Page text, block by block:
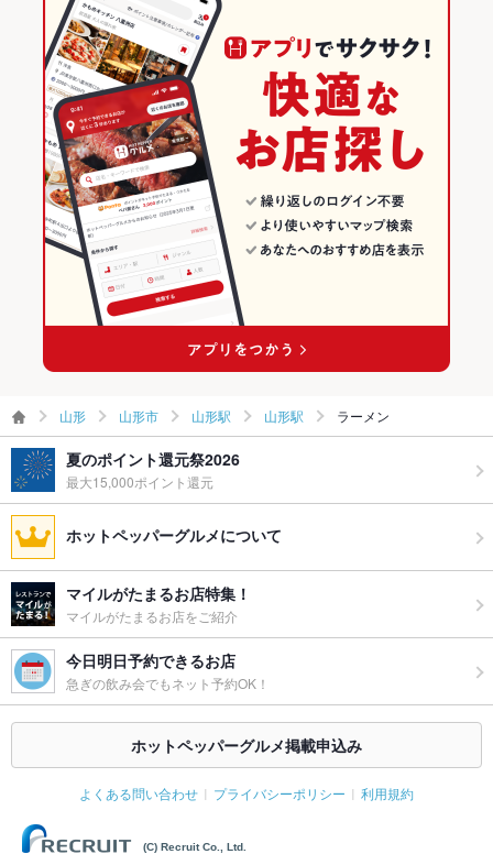
山形 山形市 山形駅 山形駅 ラーメン
夏のポイント還元祭2026
最大15,000ポイント還元
ホットペッパーグルメについて
マイルがたまるお店特集！
マイルがたまるお店をご紹介
今日明日予約できるお店
急ぎの飲み会でもネット予約OK！
ホットペッパーグルメ掲載申込み
よくある問い合わせ プライバシーポリシー 利用規約
(C) Recruit Co., Ltd.